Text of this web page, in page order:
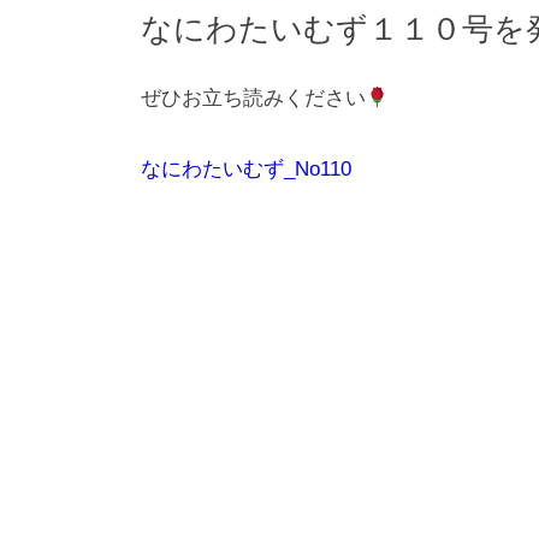
なにわたいむず１１０号を
ぜひお立ち読みください
なにわたいむず_No110